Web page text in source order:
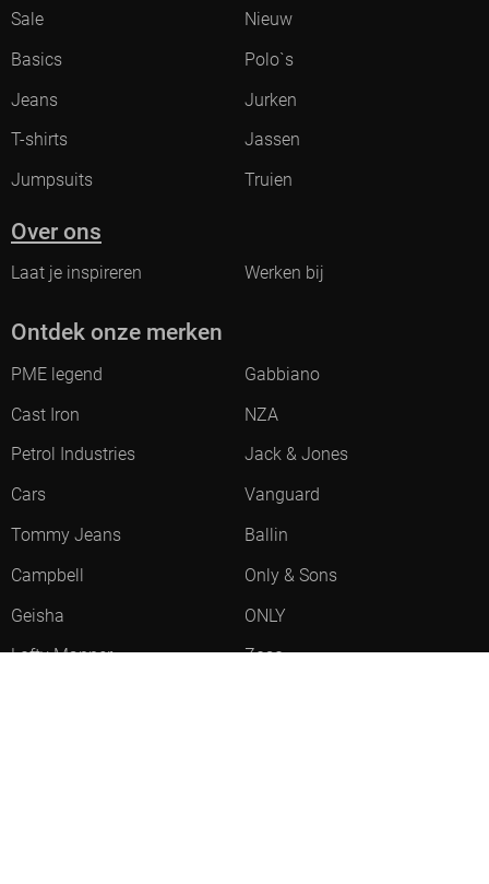
Sale
Nieuw
Basics
Polo`s
Jeans
Jurken
T-shirts
Jassen
Jumpsuits
Truien
Over ons
Laat je inspireren Werken bij
Ontdek onze merken
PME legend
Gabbiano
Cast Iron
NZA
Petrol Industries
Jack & Jones
Cars
Vanguard
Tommy Jeans
Ballin
Campbell
Only & Sons
Geisha
ONLY
Lofty Manner
Zoso